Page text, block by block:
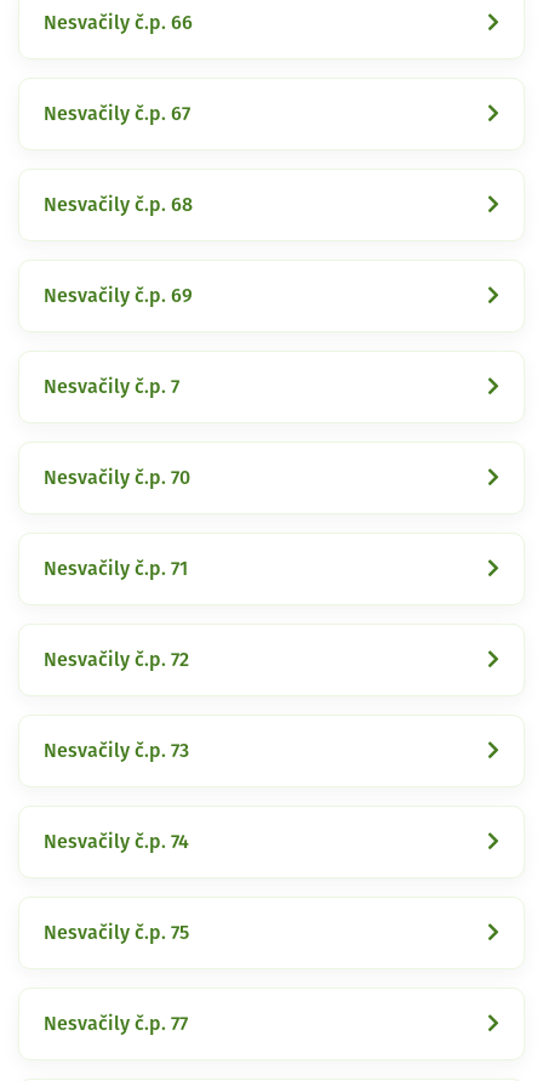
Nesvačily č.p. 66
Nesvačily č.p. 67
Nesvačily č.p. 68
Nesvačily č.p. 69
Nesvačily č.p. 7
Nesvačily č.p. 70
Nesvačily č.p. 71
Nesvačily č.p. 72
Nesvačily č.p. 73
Nesvačily č.p. 74
Nesvačily č.p. 75
Nesvačily č.p. 77